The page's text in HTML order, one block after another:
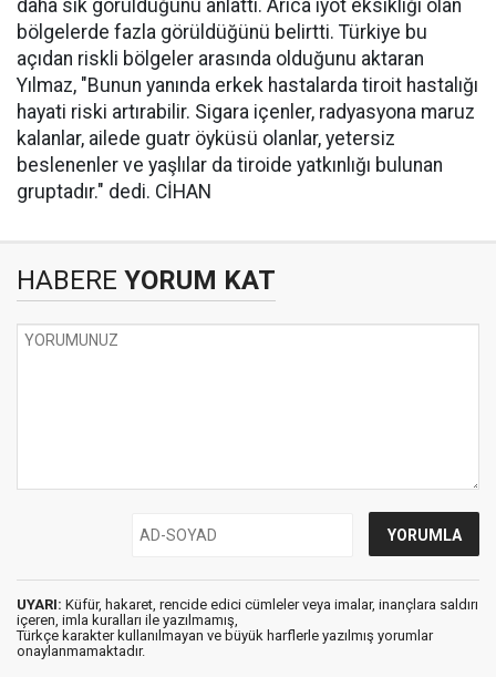
daha sık görüldüğünü anlattı. Arıca iyot eksikliği olan
bölgelerde fazla görüldüğünü belirtti. Türkiye bu
açıdan riskli bölgeler arasında olduğunu aktaran
Yılmaz, "Bunun yanında erkek hastalarda tiroit hastalığı
hayati riski artırabilir. Sigara içenler, radyasyona maruz
kalanlar, ailede guatr öyküsü olanlar, yetersiz
beslenenler ve yaşlılar da tiroide yatkınlığı bulunan
gruptadır." dedi. CİHAN
HABERE YORUM KAT
UYARI: Küfür, hakaret, rencide edici cümleler veya imalar, inançlara saldırı
içeren, imla kuralları ile yazılmamış,
Türkçe karakter kullanılmayan ve büyük harflerle yazılmış yorumlar
onaylanmamaktadır.